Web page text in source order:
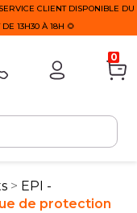
CLIENT DISPONIBLE DU
13H30 À 18H 🌻
0
EPI -
de protection